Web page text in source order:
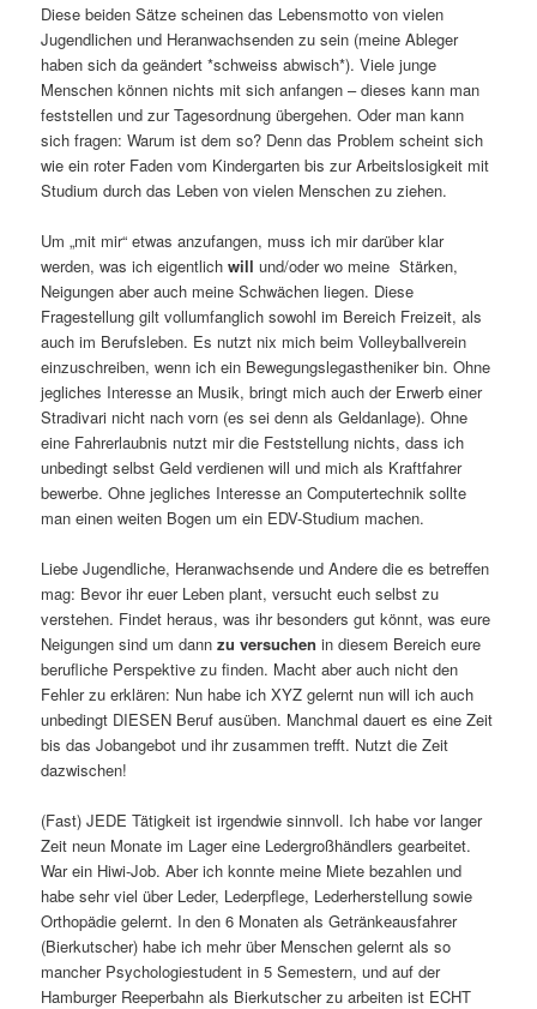
Diese beiden Sätze scheinen das Lebensmotto von vielen
Jugendlichen und Heranwachsenden zu sein (meine Ableger
haben sich da geändert *schweiss abwisch*). Viele junge
Menschen können nichts mit sich anfangen – dieses kann man
feststellen und zur Tagesordnung übergehen. Oder man kann
sich fragen: Warum ist dem so? Denn das Problem scheint sich
wie ein roter Faden vom Kindergarten bis zur Arbeitslosigkeit mit
Studium durch das Leben von vielen Menschen zu ziehen.
Um „mit mir“ etwas anzufangen, muss ich mir darüber klar
werden, was ich eigentlichwillund/oder wo meine Stärken,
Neigungen aber auch meine Schwächen liegen. Diese
Fragestellung gilt vollumfanglich sowohl im Bereich Freizeit, als
auch im Berufsleben. Es nutzt nix mich beim Volleyballverein
einzuschreiben, wenn ich ein Bewegungslegastheniker bin. Ohne
jegliches Interesse an Musik, bringt mich auch der Erwerb einer
Stradivari nicht nach vorn (es sei denn als Geldanlage). Ohne
eine Fahrerlaubnis nutzt mir die Feststellung nichts, dass ich
unbedingt selbst Geld verdienen will und mich als Kraftfahrer
bewerbe. Ohne jegliches Interesse an Computertechnik sollte
man einen weiten Bogen um ein EDV-Studium machen.
Liebe Jugendliche, Heranwachsende und Andere die es betreffen
mag: Bevor ihr euer Leben plant, versucht euch selbst zu
verstehen. Findet heraus, was ihr besonders gut könnt, was eure
Neigungen sind um dannzu versuchen in diesem Bereich eure
berufliche Perspektive zu finden. Macht aber auch nicht den
Fehler zu erklären: Nun habe ich XYZ gelernt nun will ich auch
unbedingt DIESEN Beruf ausüben. Manchmal dauert es eine Zeit
bis das Jobangebot und ihr zusammen trefft. Nutzt die Zeit
dazwischen!
(Fast) JEDE Tätigkeit ist irgendwie sinnvoll. Ich habe vor langer
Zeit neun Monate im Lager eine Ledergroßhändlers gearbeitet.
War ein Hiwi-Job. Aber ich konnte meine Miete bezahlen und
habe sehr viel über Leder, Lederpflege, Lederherstellung sowie
Orthopädie gelernt. In den 6 Monaten als Getränkeausfahrer
(Bierkutscher) habe ich mehr über Menschen gelernt als so
mancher Psychologiestudent in 5 Semestern, und auf der
Hamburger Reeperbahn als Bierkutscher zu arbeiten ist ECHT